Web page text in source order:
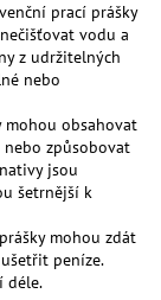
prací prášky
vodu a
z udržitelných
nebo
mohou obsahovat
způsobovat
jsou
šetrnější k
mohou zdát
peníze.
déle.